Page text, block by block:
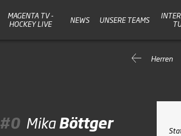
MAGENTA TV -
HOCKEY LIVE
NEWS UNSERE TEAMS
Herren
#0 MikaBöttger